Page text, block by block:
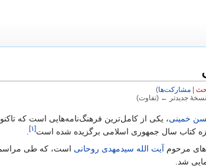
| مشارکت‌ها)
جدیدتر ← (تفاوت)
خمینی، یکی از کامل‌ترین فرهنگ‌نامه‌هایی است که
کتاب سال جمهوری اسلامی برگزیده شده است[۱]
مرحوم آیت ‌الله سیدمهدی روحانی است، که طی
شد.